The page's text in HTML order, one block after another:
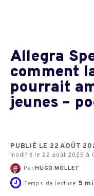
Allegra
comment
pourrait
jeunes –
PUBLIÉ LE 22 AOÛT
modifié le 22 août 2025 à
Par HUGO MOLLET
Temps de lecture 5